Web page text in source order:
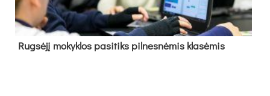
Rug­sė­jį mo­kyk­los pa­si­tiks pil­nes­nė­mis kla­sė­mis